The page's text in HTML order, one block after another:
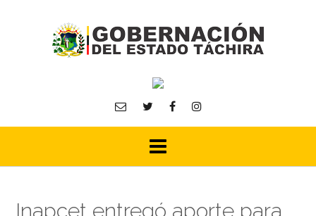
Inapcet entregó aporte para